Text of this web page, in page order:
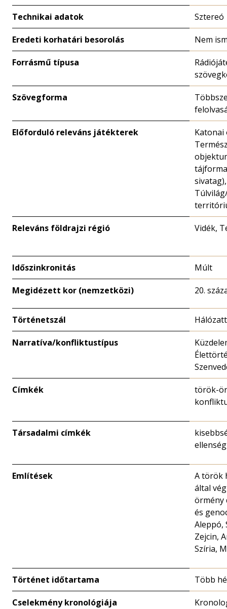
Technikai adatok Sztereó
Eredeti korhatári besorolás Nem
Forrásmű típusa
Szövegforma
Előforduló releváns játékterek
Katonai
sivatag),
Releváns földrajzi régió Vidék,
Időszinkronitás Múlt
Megidézett kor (nemzetközi) 20.
Történetszál
Narratíva/konfliktustípus
Címkék
török-
Társadalmi címkék
Említések
A török
által
örmény
és
Aleppó,
Zejcin,
Szíria,
Történet időtartama Több
Cselekmény kronológiája